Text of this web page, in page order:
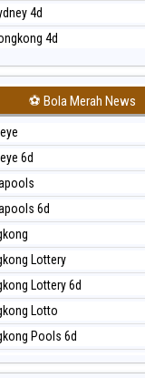
6d
6d
4d
4d
⚽ Bola Merah News
6d
6d
Lottery
Lottery 6d
Lotto
Pools 6d